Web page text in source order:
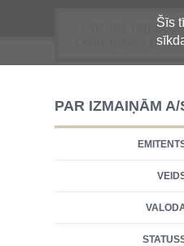
Šīs
Oficiālā
centralizētā
PAR IZMAIŅĀM